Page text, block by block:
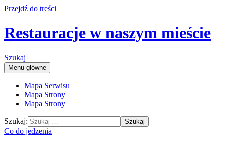
Przejdź do treści
Restauracje w naszym mieście
Szukaj
Menu główne
Mapa Serwisu
Mapa Strony
Mapa Strony
Szukaj:
Co do jedzenia